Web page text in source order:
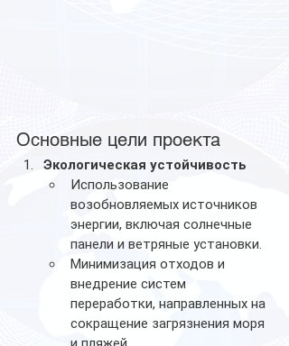
Основные цели проекта
Экологическая устойчивость
Использование
возобновляемых источников
энергии, включая солнечные
панели и ветряные установки.
Минимизация отходов и
внедрение систем
переработки, направленных на
сокращение загрязнения моря